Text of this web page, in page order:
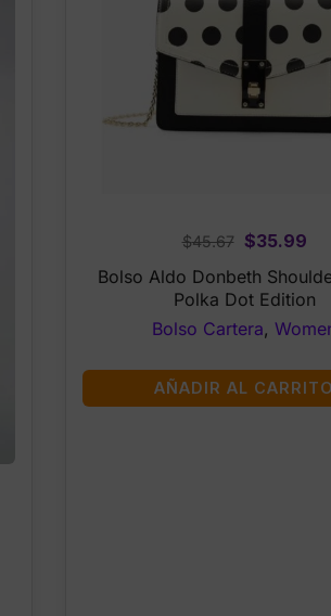
$45.67
Original
price
was:
$45.67.
$35.99
is:
Bolso Aldo Donbeth
Polka Dot Edition
Bolso Cartera,
AÑADIR AL CARRITO